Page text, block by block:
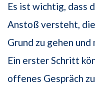
Es ist wichtig, dass
Anstoß versteht,
Grund zu gehen
Ein erster Schritt
offenes Gespräch